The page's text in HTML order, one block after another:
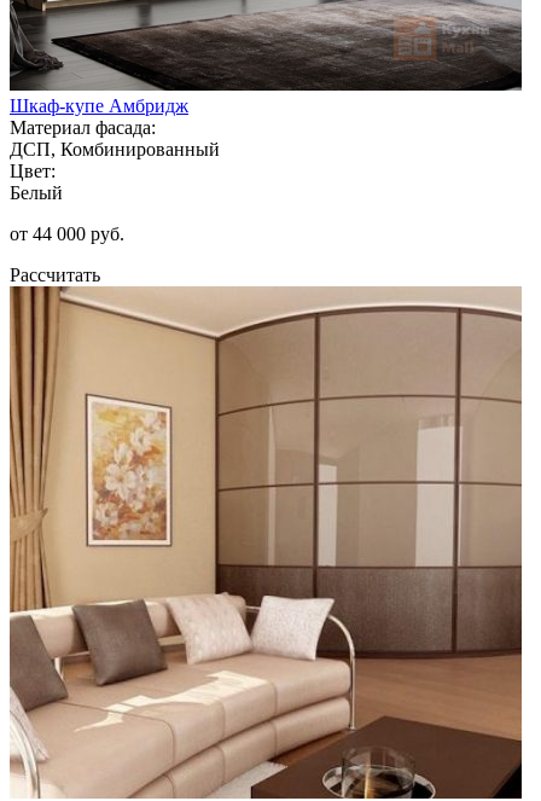
Шкаф-купе Амбридж
Материал фасада:
ДСП, Комбинированный
Цвет:
Белый
от 44 000 руб.
Рассчитать